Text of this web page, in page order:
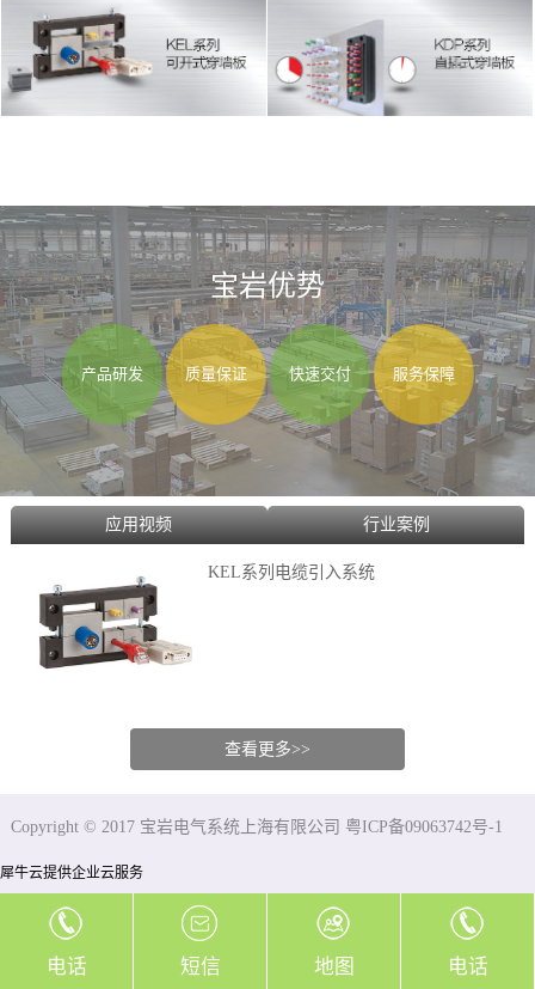
宝岩优势
产品研发 质量保证 快速交付 服务保障
应用视频 行业案例
KEL系列电缆引入系统
查看更多>>
Copyright © 2017 宝岩电气系统上海有限公司 粤ICP备09063742号-1
犀牛云提供企业云服务
电话 短信 地图 电话